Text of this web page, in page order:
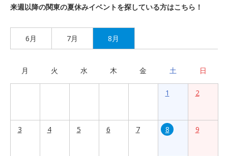
来週以降の関東の夏休みイベントを探している方はこちら！
6月 7月 8月
月 火 水 木 金 土 日
1 2
3 4 5 6 7 8 9